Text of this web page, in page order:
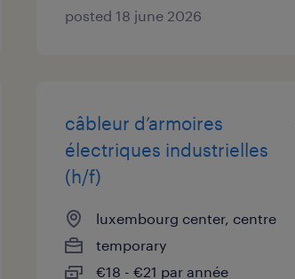
posted 18 june 2026
câbleur d’armoires
électriques industrielles
(h/f)
luxembourg center, centre
temporary
€18 - €21 par année